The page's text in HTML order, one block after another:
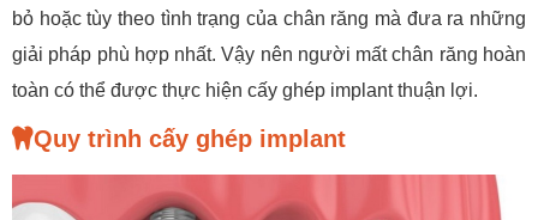
bỏ hoặc tùy theo tình trạng của chân răng mà đưa ra những
giải pháp phù hợp nhất. Vậy nên người mất chân răng hoàn
toàn có thể được thực hiện cấy ghép implant thuận lợi.
Quy trình cấy ghép implant